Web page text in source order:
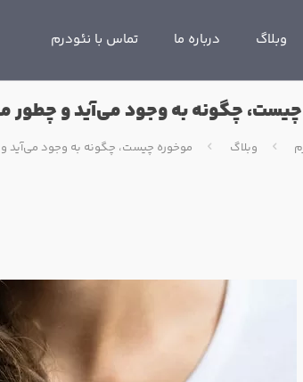
وبلاگ درباره ما تماس با نئودرم
چگونه به وجود می‌آید و چطور
وبلاگ موخوره چیست، چگونه به وجود می‌آید